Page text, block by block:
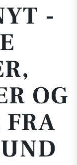
-
OG